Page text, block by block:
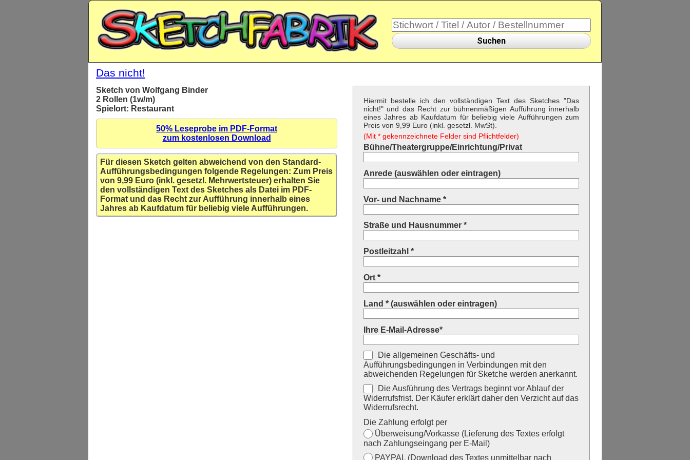
Suchen
Das nicht!
Sketch von Wolfgang Binder
2 Rollen (1w/m)
Spielort: Restaurant
50% Leseprobe im PDF-Format
zum kostenlosen Download
Für diesen Sketch gelten abweichend von den Standard-
Aufführungsbedingungen folgende Regelungen: Zum Preis
von 9,99 Euro (inkl. gesetzl. Mehrwertsteuer) erhalten Sie
den vollständigen Text des Sketches als Datei im PDF-
Format und das Recht zur Aufführung innerhalb eines
Jahres ab Kaufdatum für beliebig viele Aufführungen.
Hiermit bestelle ich den vollständigen Text des Sketches "Das
nicht!" und das Recht zur bühnenmäßigen Aufführung innerhalb
eines Jahres ab Kaufdatum für beliebig viele Aufführungen zum
Preis von 9,99 Euro (inkl. gesetzl. MwSt).
(Mit * gekennzeichnete Felder sind Pflichtfelder)
Bühne/Theatergruppe/Einrichtung/Privat
Anrede (auswählen oder eintragen)
Vor- und Nachname *
Straße und Hausnummer *
Postleitzahl *
Ort *
Land * (auswählen oder eintragen)
Ihre E-Mail-Adresse*
Die allgemeinen Geschäfts- und
Aufführungsbedingungen in Verbindungen mit den
abweichenden Regelungen für Sketche werden anerkannt.
Die Ausführung des Vertrags beginnt vor Ablauf der
Widerrufsfrist. Der Käufer erklärt daher den Verzicht auf das
Widerrufsrecht.
Die Zahlung erfolgt per
Überweisung/Vorkasse (Lieferung des Textes erfolgt
nach Zahlungseingang per E-Mail)
PAYPAL (Download des Textes unmittelbar nach